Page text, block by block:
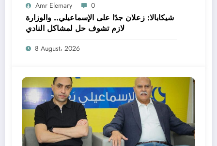
Amr Elemary 0
شيكابالا: زعلان جدًا على الإسماعيلي.. والوزارة
لازم تشوف حل لمشاكل النادي
8 August، 2026